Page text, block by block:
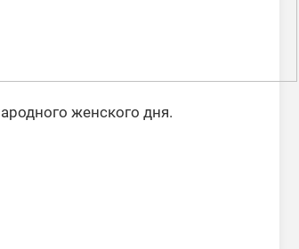
женского дня.